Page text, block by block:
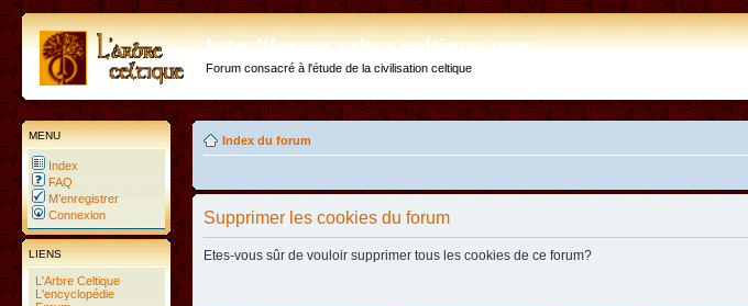
http://forum.arbre-celtique.com
Forum consacré à l'étude de la civilisation celtique
MENU
Index
FAQ
M’enregistrer
Connexion
LIENS
L'Arbre Celtique
L'encyclopédie
Index du forum
Supprimer les cookies du forum
Etes-vous sûr de vouloir supprimer tous les cookies de ce forum?